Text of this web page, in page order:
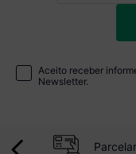
Aceito receber
Newsletter.